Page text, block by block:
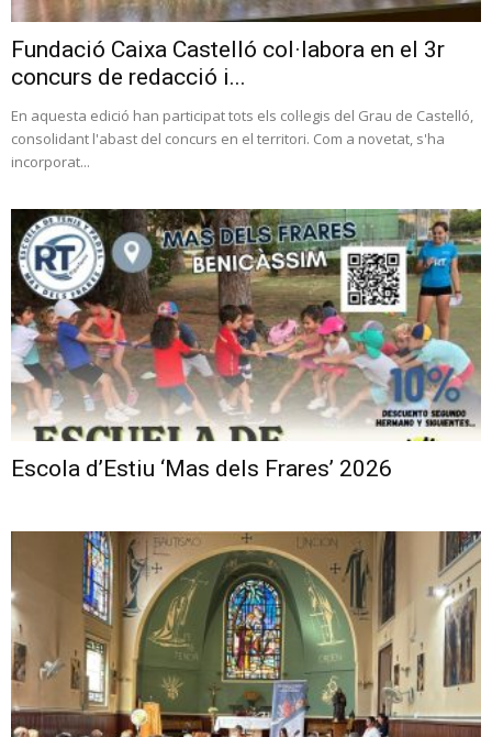
Fundació Caixa Castelló col·labora en el 3r
concurs de redacció i...
En aquesta edició han participat tots els col·legis del Grau de Castelló,
consolidant l'abast del concurs en el territori. Com a novetat, s'ha
incorporat...
Escola d’Estiu ‘Mas dels Frares’ 2026